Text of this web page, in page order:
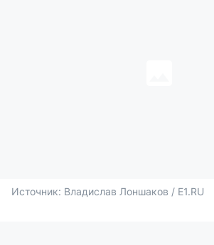
Источник: Владислав Лоншаков / E1.RU